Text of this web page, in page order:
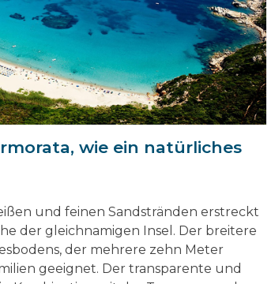
wie ein natürliches
und feinen Sandstränden erstreckt
der gleichnamigen Insel. Der breitere
der mehrere zehn Meter
geeignet. Der transparente und